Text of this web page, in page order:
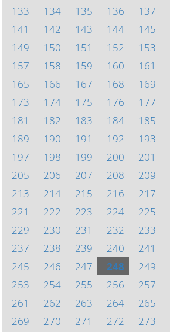
133
134 135 136 137
141
142 143 144 145
149
150 151 152 153
157
158 159 160 161
165
166 167 168 169
173
174 175 176 177
181
182 183 184 185
189
190 191 192 193
197
198 199 200 201
205
206 207 208 209
213
214 215 216 217
221
222 223 224 225
229
230 231 232 233
237
238 239 240 241
245
246 247 248 249
253
254 255 256 257
261
262 263 264 265
269
270 271 272 273